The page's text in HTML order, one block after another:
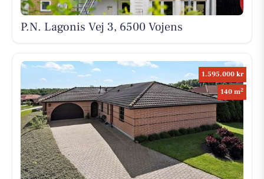
P.N. Lagonis Vej 3, 6500 Vojens
1.595.000 kr
140 m2